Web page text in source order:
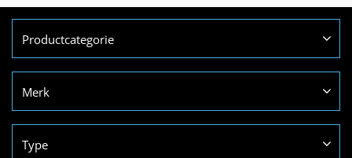
Productcategorie
Merk
Type